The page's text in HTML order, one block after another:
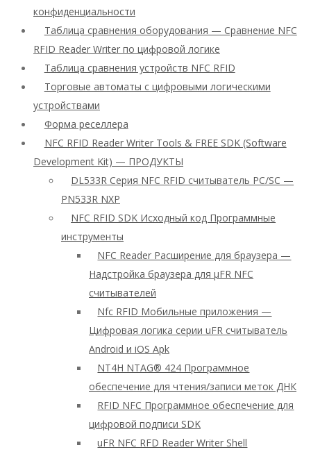
конфиденциальности
Таблица сравнения оборудования — Сравнение NFC
RFID Reader Writer по цифровой логике
Таблица сравнения устройств NFC RFID
Торговые автоматы с цифровыми логическими
устройствами
Форма реселлера
NFC RFID Reader Writer Tools & FREE SDK (Software
Development Kit) — ПРОДУКТЫ
DL533R Серия NFC RFID считыватель PC/SC —
PN533R NXP
NFC RFID SDK Исходный код Программные
инструменты
NFC Reader Расширение для браузера —
Надстройка браузера для μFR NFC
считывателей
Nfc RFID Мобильные приложения —
Цифровая логика серии uFR считыватель
Android и iOS Apk
NT4H NTAG® 424 Программное
обеспечение для чтения/записи меток ДНК
RFID NFC Программное обеспечение для
цифровой подписи SDK
uFR NFC RFD Reader Writer Shell